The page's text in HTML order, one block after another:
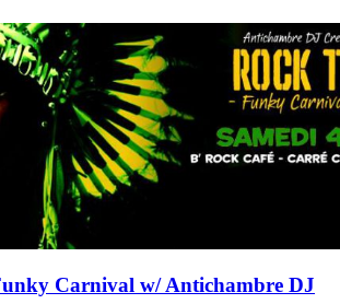
Carnival w/ Antichambre DJ